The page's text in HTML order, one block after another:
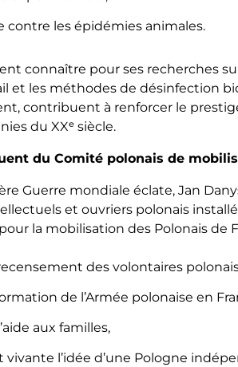
contre les épidémies animales.
connaître pour ses recherches
et les méthodes de désinfection
contribuent à renforcer le
du XXᵉ siècle.
du Comité polonais de
Guerre mondiale éclate, Jan
et ouvriers polonais
la mobilisation des Polonais de
des volontaires
de l’Armée polonaise en
aux familles,
l’idée d’une Pologne